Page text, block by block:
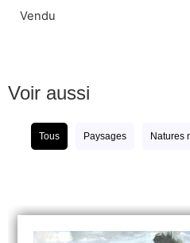
Vendu
Voir aussi
Tous Paysages Natures